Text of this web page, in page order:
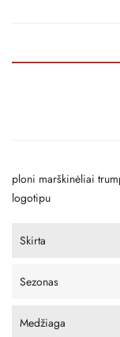
ploni marškinėliai
logotipu
Skirta
Sezonas
Medžiaga